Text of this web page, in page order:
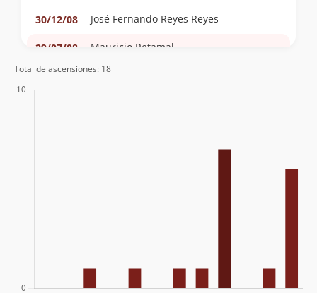
30/12/08
José Fernando Reyes Reyes
29/07/08 Mauricio Retamal
27/05/08 Mauricio Retamal
Total de ascensiones: 18